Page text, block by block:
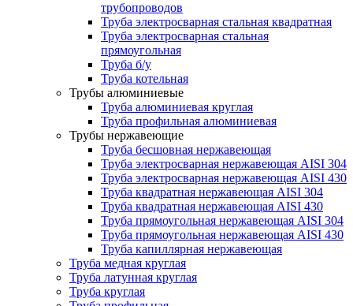
трубопроводов
Труба электросварная стальная квадратная
Труба электросварная стальная
прямоугольная
Труба б/у
Труба котельная
Трубы алюминиевые
Труба алюминиевая круглая
Труба профильная алюминиевая
Трубы нержавеющие
Труба бесшовная нержавеющая
Труба электросварная нержавеющая AISI 304
Труба электросварная нержавеющая AISI 430
Труба квадратная нержавеющая AISI 304
Труба квадратная нержавеющая AISI 430
Труба прямоугольная нержавеющая AISI 304
Труба прямоугольная нержавеющая AISI 430
Труба капиллярная нержавеющая
Труба медная круглая
Труба латунная круглая
Труба круглая